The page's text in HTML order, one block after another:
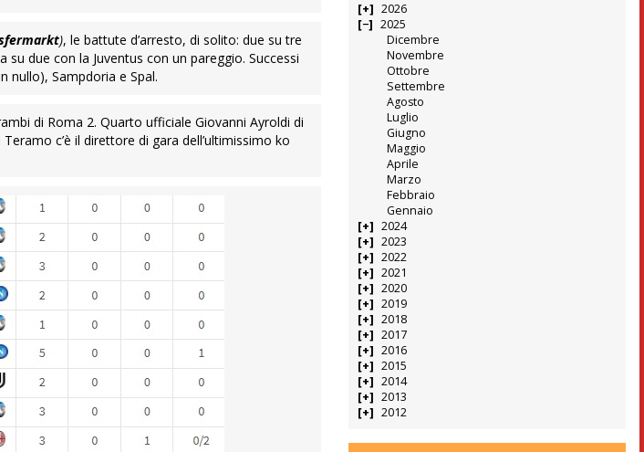
), le battute d’arresto, di solito: due su tre
due con la Juventus con un pareggio. Successi
nullo), Sampdoria e Spal.
di Roma 2. Quarto ufficiale Giovanni Ayroldi di
c’è il direttore di gara dell’ultimissimo ko
2026
2025
Dicembre
Novembre
Ottobre
Settembre
Agosto
Luglio
Giugno
Maggio
Aprile
Marzo
Febbraio
Gennaio
2024
2023
2022
2021
2020
2019
2018
2017
2016
2015
2014
2013
2012